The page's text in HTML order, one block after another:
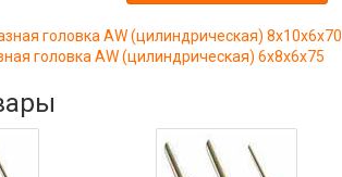
головка AW (цилиндрическая) 8х10х6х70
головка AW (цилиндрическая) 6х8х6х75